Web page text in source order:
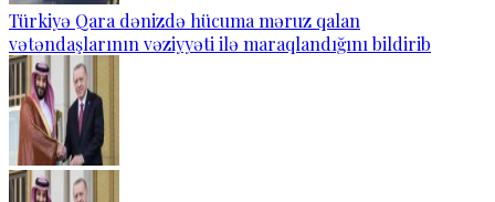
Türkiyə Qara dənizdə hücuma məruz qalan
vətəndaşlarının vəziyyəti ilə maraqlandığını bildirib